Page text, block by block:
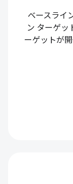
ベースライ
ン ターゲッ
ーゲットが